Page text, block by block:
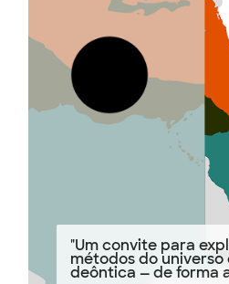
"Um convite para
métodos do
deôntica — de forma